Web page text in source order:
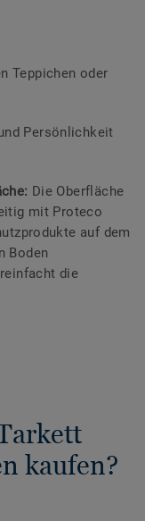
Teppichen oder
Persönlichkeit
Die Oberfläche
mit Proteco
auf dem
Boden
die
kaufen?